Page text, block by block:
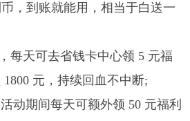
，到账就能用，相当于白送一
每天可去省钱卡中心领 5 元福
元，持续回血不中断;
动期间每天可额外领 50 元福利